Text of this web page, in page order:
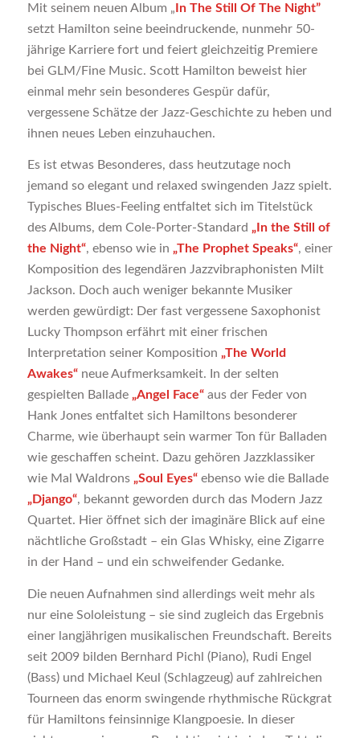
Mit seinem neuen Album „ In The Still Of The Night”
setzt Hamilton seine beeindruckende, nunmehr 50-
jährige Karriere fort und feiert gleichzeitig Premiere
bei GLM/Fine Music. Scott Hamilton beweist hier
einmal mehr sein besonderes Gespür dafür,
vergessene Schätze der Jazz-Geschichte zu heben und
ihnen neues Leben einzuhauchen.
Es ist etwas Besonderes, dass heutzutage noch
jemand so elegant und relaxed swingenden Jazz spielt.
Typisches Blues-Feeling entfaltet sich im Titelstück
des Albums, dem Cole-Porter-Standard „In the Still of
the Night“, ebenso wie in „The Prophet Speaks“, einer
Komposition des legendären Jazzvibraphonisten Milt
Jackson. Doch auch weniger bekannte Musiker
werden gewürdigt: Der fast vergessene Saxophonist
Lucky Thompson erfährt mit einer frischen
Interpretation seiner Komposition „The World
Awakes“neue Aufmerksamkeit. In der selten
gespielten Ballade „Angel Face“aus der Feder von
Hank Jones entfaltet sich Hamiltons besonderer
Charme, wie überhaupt sein warmer Ton für Balladen
wie geschaffen scheint. Dazu gehören Jazzklassiker
wie Mal Waldrons „Soul Eyes“ebenso wie die Ballade
„Django“, bekannt geworden durch das Modern Jazz
Quartet. Hier öffnet sich der imaginäre Blick auf eine
nächtliche Großstadt – ein Glas Whisky, eine Zigarre
in der Hand – und ein schweifender Gedanke.
Die neuen Aufnahmen sind allerdings weit mehr als
nur eine Sololeistung – sie sind zugleich das Ergebnis
einer langjährigen musikalischen Freundschaft. Bereits
seit 2009 bilden Bernhard Pichl (Piano), Rudi Engel
(Bass) und Michael Keul (Schlagzeug) auf zahlreichen
Tourneen das enorm swingende rhythmische Rückgrat
für Hamiltons feinsinnige Klangpoesie. In dieser